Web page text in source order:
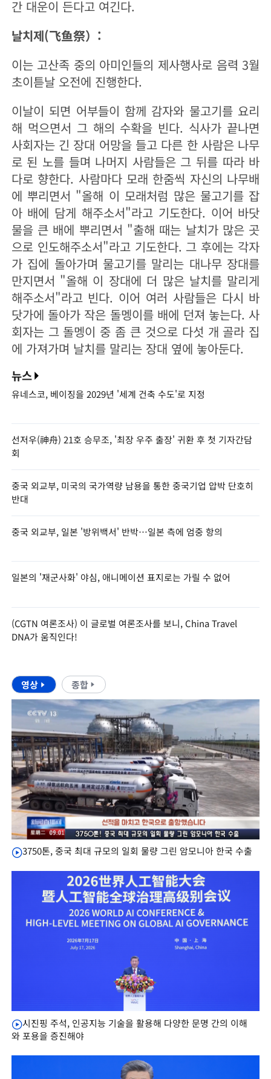
간 대운이 든다고 여긴다.
날치제(飞鱼祭）:
이는 고산족 중의 아미인들의 제사행사로 음력 3월
초이튿날 오전에 진행한다.
이날이 되면 어부들이 함께 감자와 물고기를 요리
해 먹으면서 그 해의 수확을 빈다. 식사가 끝나면
사회자는 긴 장대 어망을 들고 다른 한 사람은 나무
로 된 노를 들며 나머지 사람들은 그 뒤를 따라 바
다로 향한다. 사람마다 모래 한줌씩 자신의 나무배
에 뿌리면서 "올해 이 모래처럼 많은 물고기를 잡
아 배에 담게 해주소서"라고 기도한다. 이어 바닷
물을 큰 배에 뿌리면서 "출해 때는 날치가 많은 곳
으로 인도해주소서"라고 기도한다. 그 후에는 각자
가 집에 돌아가며 물고기를 말리는 대나무 장대를
만지면서 "올해 이 장대에 더 많은 날치를 말리게
해주소서"라고 빈다. 이어 여러 사람들은 다시 바
닷가에 돌아가 작은 돌멩이를 배에 던져 놓는다. 사
회자는 그 돌멩이 중 좀 큰 것으로 다섯 개 골라 집
에 가져가며 날치를 말리는 장대 옆에 놓아둔다.
뉴스
유네스코, 베이징을 2029년 '세계 건축 수도'로 지정
선저우(神舟) 21호 승무조, '최장 우주 출장' 귀환 후 첫 기자간담
회
중국 외교부, 미국의 국가역량 남용을 통한 중국기업 압박 단호히
반대
중국 외교부, 일본 '방위백서' 반박…일본 측에 엄중 항의
일본의 '재군사화' 야심, 애니메이션 표지로는 가릴 수 없어
(CGTN 여론조사) 이 글로벌 여론조사를 보니, China Travel
DNA가 움직인다!
영상 종합
3750톤, 중국 최대 규모의 일회 물량 그린 암모니아 한국 수출
시진핑 주석, 인공지능 기술을 활용해 다양한 문명 간의 이해
와 포용을 증진해야